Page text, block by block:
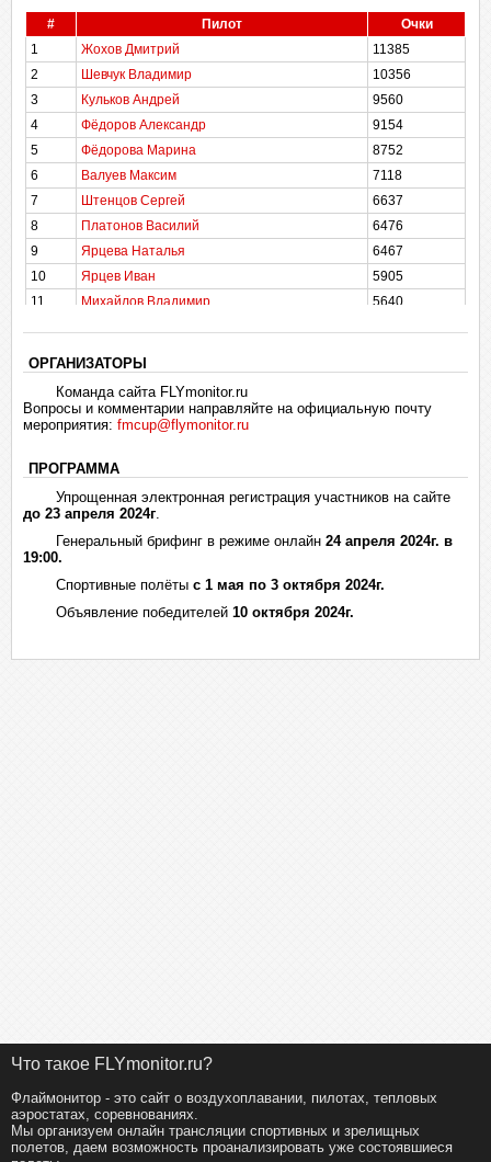
14
Маевский Иван
5421
15
Лукоянов Сергей
5311
16
Бакулин Георгий
4985
17
Шеломенцев Алексей
4939
18
Ларикова Екатерина
4701
19
Антонов Андрей
4128
20
Рейн Светлана
3891
21
Салцевич Вадим
3346
22
Котченко Василий
3303
23
Барсегян Наири
3142
24
Томуров Михаил
3043
25
Николаев Вячеслав
2088
27
Галинский Андрей
1956
28
Мишин Павел
Медведев Сергей
30
Чижов Андрей
853
31
Аршава Виктория
32
Аршава Игорь
33
Ермаков Владимир
Галкин Александр
0
34
Титов Павел
0
Сундуков Иван
# Пилот
Очки
1
Жохов Дмитрий
11385
2
Шевчук Владимир
10356
3
Кульков Андрей
9560
4
Фёдоров Александр
9154
5
Фёдорова Марина
8752
6
Валуев Максим
7118
7
Штенцов Сергей
6637
8
Платонов Василий
6476
9
Ярцева Наталья
6467
10
Ярцев Иван
5905
11
Михайлов Владимир
5640
14
Бакулин Георгий
4985
15
Шеломенцев Алексей
4939
16
Ларикова Екатерина
18
Рейн Светлана
3891
Салцевич Вадим
3346
21
Николаев Вячеслав
Петров Михаил
1965
Галинский Андрей
ОРГАНИЗАТОРЫ
Команда сайта FLYmonitor.ru
Вопросы и комментарии направляйте на официальную почту
мероприятия: fmcup@flymonitor.ru
ПРОГРАММА
Упрощенная электронная регистрация участников на сайте
до 23 апреля 2024г.
Генеральный брифинг в режиме онлайн 24 апреля 2024г. в
19:00.
Спортивные полёты с 1 мая по 3 октября 2024г.
Объявление победителей 10 октября 2024г.
Что такое FLYmonitor.ru?
Флаймонитор - это сайт о воздухоплавании, пилотах, тепловых
аэростатах, соревнованиях.
Мы организуем онлайн трансляции спортивных и зрелищных
полетов, даем возможность проанализировать уже состоявшиеся